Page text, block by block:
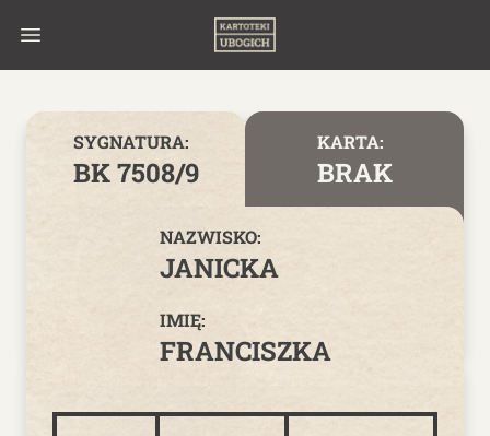
SYGNATURA:
BK 7508/9
KARTA:
BRAK
NAZWISKO:
JANICKA
IMIĘ:
FRANCISZKA